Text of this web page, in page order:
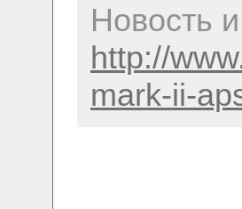
Новость
http://
mark-ii-